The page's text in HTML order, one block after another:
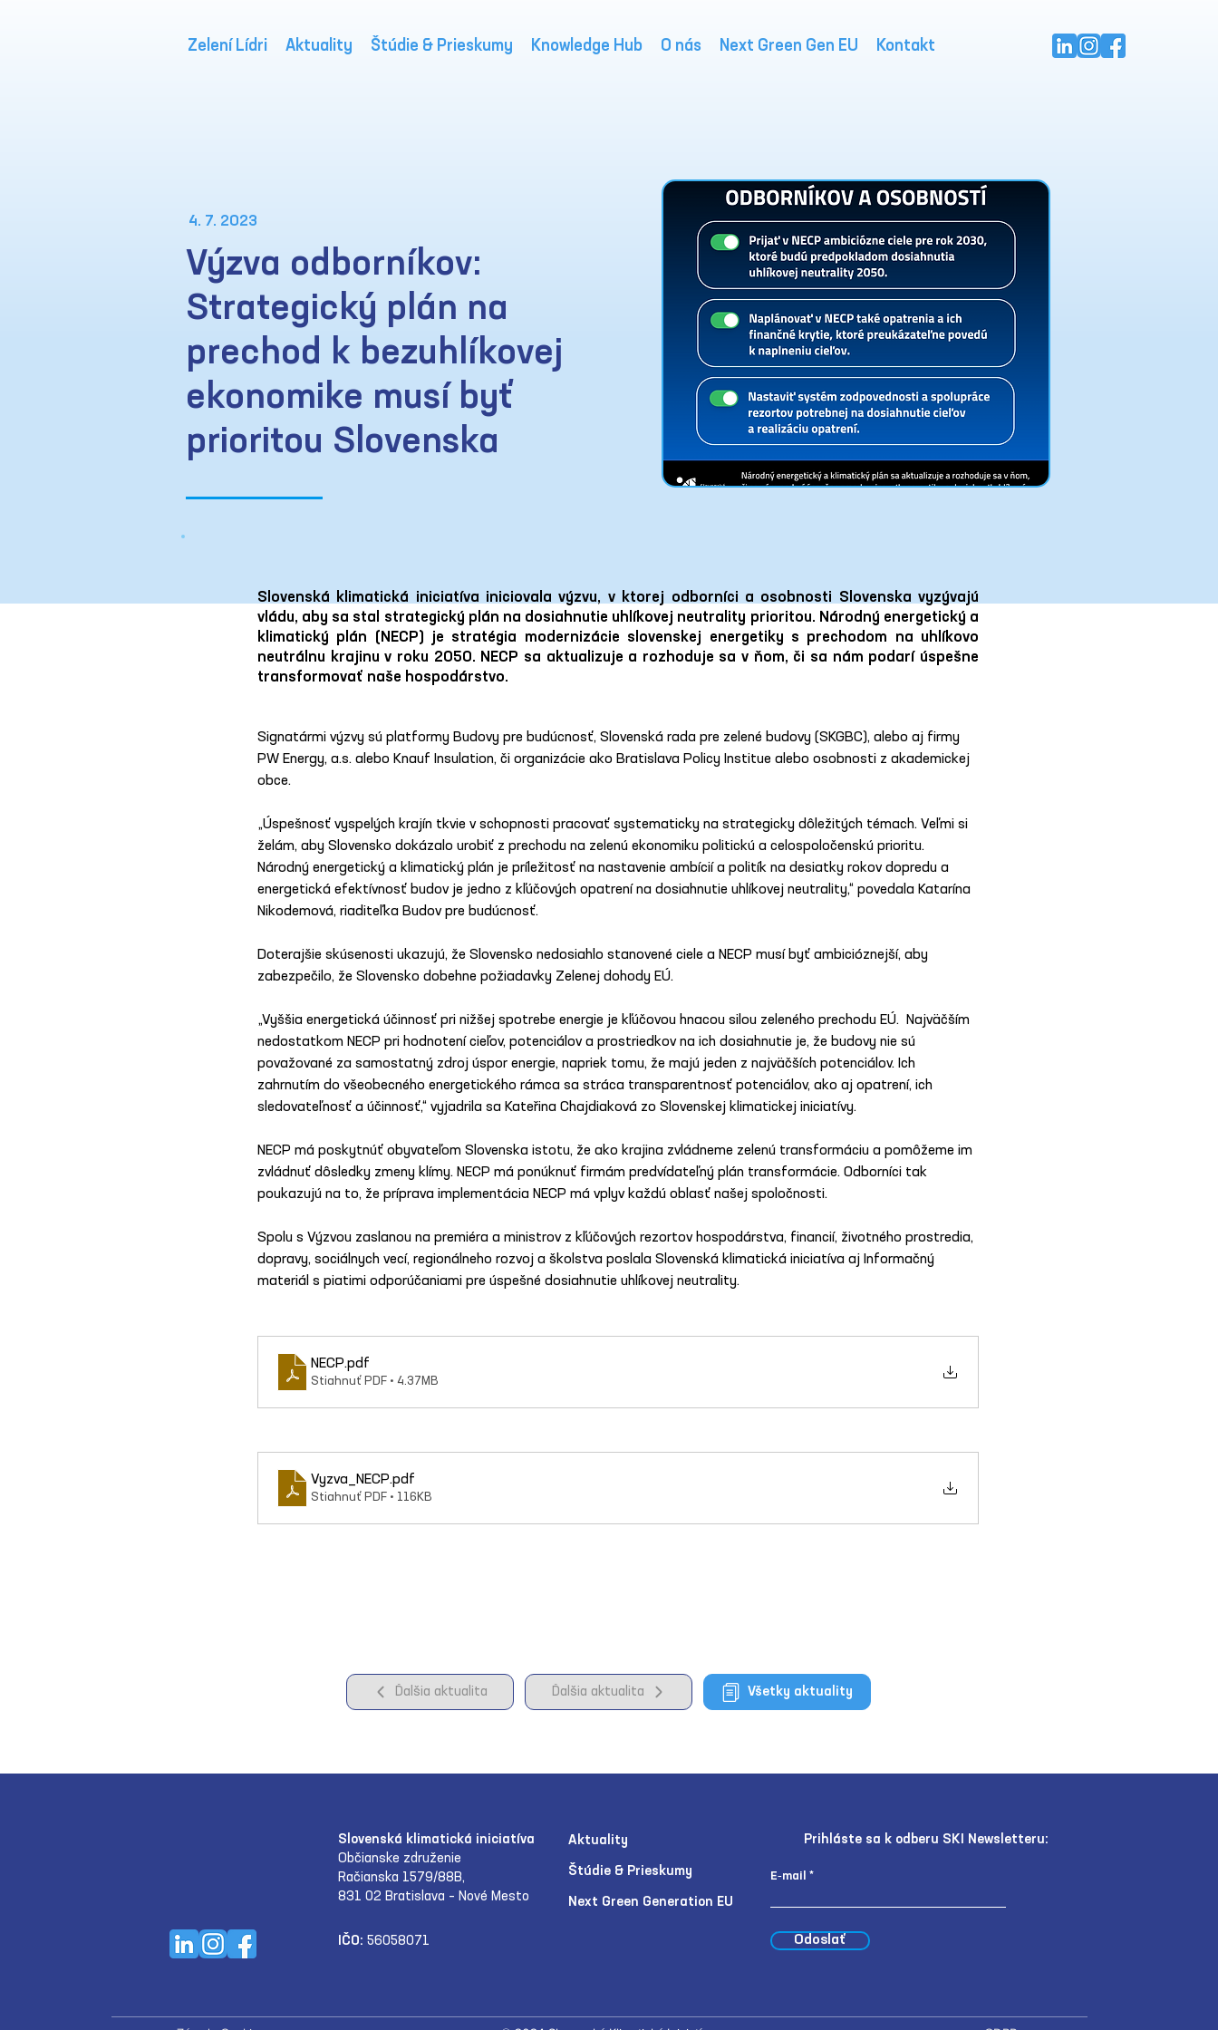
Zelení Lídri Aktuality Štúdie & Prieskumy Knowledge Hub O nás Next Green Gen EU Kontakt
4. 7. 2023
Výzva odborníkov:
Strategický plán na
prechod k bezuhlíkovej
ekonomike musí byť
prioritou Slovenska
Slovenská klimatická iniciatíva iniciovala výzvu, v ktorej odborníci a osobnosti Slovenska vyzývajú
vládu, aby sa stal strategický plán na dosiahnutie uhlíkovej neutrality prioritou. Národný energetický a
klimatický plán (NECP) je stratégia modernizácie slovenskej energetiky s prechodom na uhlíkovo
neutrálnu krajinu v roku 2050. NECP sa aktualizuje a rozhoduje sa v ňom, či sa nám podarí úspešne
transformovať naše hospodárstvo.
Signatármi výzvy sú platformy Budovy pre budúcnosť, Slovenská rada pre zelené budovy (SKGBC), alebo aj firmy
PW Energy, a.s. alebo Knauf Insulation, či organizácie ako Bratislava Policy Institue alebo osobnosti z akademickej
obce.
„Úspešnosť vyspelých krajín tkvie v schopnosti pracovať systematicky na strategicky dôležitých témach. Veľmi si
želám, aby Slovensko dokázalo urobiť z prechodu na zelenú ekonomiku politickú a celospoločenskú prioritu.
Národný energetický a klimatický plán je príležitosť na nastavenie ambícií a politík na desiatky rokov dopredu a
energetická efektívnosť budov je jedno z kľúčových opatrení na dosiahnutie uhlíkovej neutrality,“ povedala Katarína
Nikodemová, riaditeľka Budov pre budúcnosť.
Doterajšie skúsenosti ukazujú, že Slovensko nedosiahlo stanovené ciele a NECP musí byť ambicióznejší, aby
zabezpečilo, že Slovensko dobehne požiadavky Zelenej dohody EÚ.
„Vyššia energetická účinnosť pri nižšej spotrebe energie je kľúčovou hnacou silou zeleného prechodu EÚ.  Najväčším
nedostatkom NECP pri hodnotení cieľov, potenciálov a prostriedkov na ich dosiahnutie je, že budovy nie sú
považované za samostatný zdroj úspor energie, napriek tomu, že majú jeden z najväčších potenciálov. Ich
zahrnutím do všeobecného energetického rámca sa stráca transparentnosť potenciálov, ako aj opatrení, ich
sledovateľnosť a účinnosť,“ vyjadrila sa Kateřina Chajdiaková zo Slovenskej klimatickej iniciatívy.
NECP má poskytnúť obyvateľom Slovenska istotu, že ako krajina zvládneme zelenú transformáciu a pomôžeme im
zvládnuť dôsledky zmeny klímy. NECP má ponúknuť firmám predvídateľný plán transformácie. Odborníci tak
poukazujú na to, že príprava implementácia NECP má vplyv každú oblasť našej spoločnosti.
Spolu s Výzvou zaslanou na premiéra a ministrov z kľúčových rezortov hospodárstva, financií, životného prostredia,
dopravy, sociálnych vecí, regionálneho rozvoj a školstva poslala Slovenská klimatická iniciatíva aj Informačný
materiál s piatimi odporúčaniami pre úspešné dosiahnutie uhlíkovej neutrality.
NECP.pdf
Stiahnuť PDF • 4.37MB
Vyzva_NECP.pdf
Stiahnuť PDF • 116KB
Ďalšia aktualita Ďalšia aktualita Všetky aktuality
Slovenská klimatická iniciatíva
Občianske združenie
Račianska 1579/88B,
831 02 Bratislava – Nové Mesto
Aktuality
Štúdie & Prieskumy
Next Green Generation EU
IČO: 56058071
Prihláste sa k odberu SKI Newsletteru:
E‑mail
Odoslať